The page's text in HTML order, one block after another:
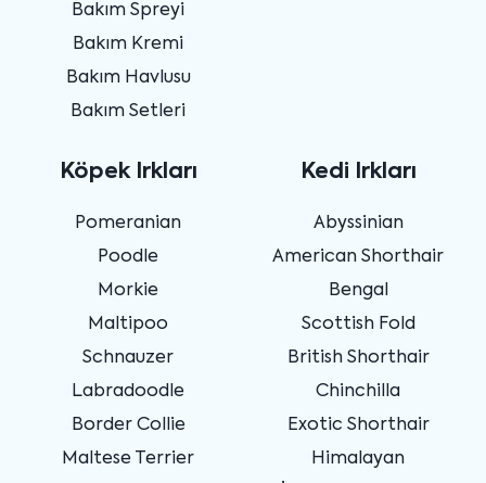
Bakım Spreyi
Bakım Kremi
Bakım Havlusu
Bakım Setleri
Köpek Irkları
Pomeranian
Poodle
Morkie
Maltipoo
Schnauzer
Labradoodle
Border Collie
Maltese Terrier
Kedi Irkları
Abyssinian
American Shorthair
Bengal
Scottish Fold
British Shorthair
Chinchilla
Exotic Shorthair
Himalayan